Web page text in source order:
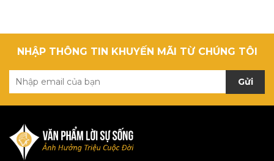
NHẬP THÔNG TIN KHUYẾN MÃI TỪ CHÚNG TÔI
Gửi